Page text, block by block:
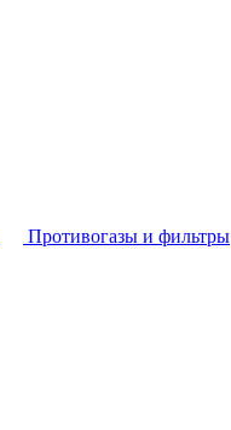
Противогазы и фильтры